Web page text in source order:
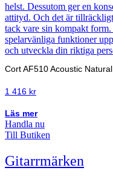
Cort AF510 Acoustic Natural
1 416 kr
Läs mer
Handla nu
Till Butiken
Gitarrmärken